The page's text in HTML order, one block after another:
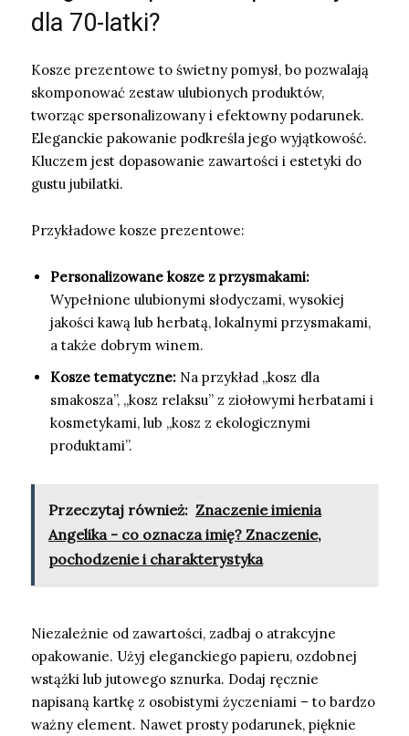
dla 70-latki?
Kosze prezentowe to świetny pomysł, bo pozwalają
skomponować zestaw ulubionych produktów,
tworząc spersonalizowany i efektowny podarunek.
Eleganckie pakowanie podkreśla jego wyjątkowość.
Kluczem jest dopasowanie zawartości i estetyki do
gustu jubilatki.
Przykładowe kosze prezentowe:
Personalizowane kosze z przysmakami:
Wypełnione ulubionymi słodyczami, wysokiej
jakości kawą lub herbatą, lokalnymi przysmakami,
a także dobrym winem.
Kosze tematyczne: Na przykład „kosz dla
smakosza”, „kosz relaksu” z ziołowymi herbatami i
kosmetykami, lub „kosz z ekologicznymi
produktami”.
Przeczytaj również: Znaczenie imienia
Angelika - co oznacza imię? Znaczenie,
pochodzenie i charakterystyka
Niezależnie od zawartości, zadbaj o atrakcyjne
opakowanie. Użyj eleganckiego papieru, ozdobnej
wstążki lub jutowego sznurka. Dodaj ręcznie
napisaną kartkę z osobistymi życzeniami – to bardzo
ważny element. Nawet prosty podarunek, pięknie